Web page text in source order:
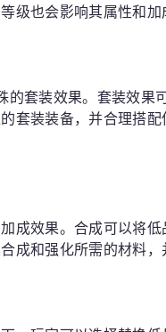
级也会影响其属性和
套装效果。套装效果
套装装备，并合理搭
成效果。合成可以将
成和强化所需的材料